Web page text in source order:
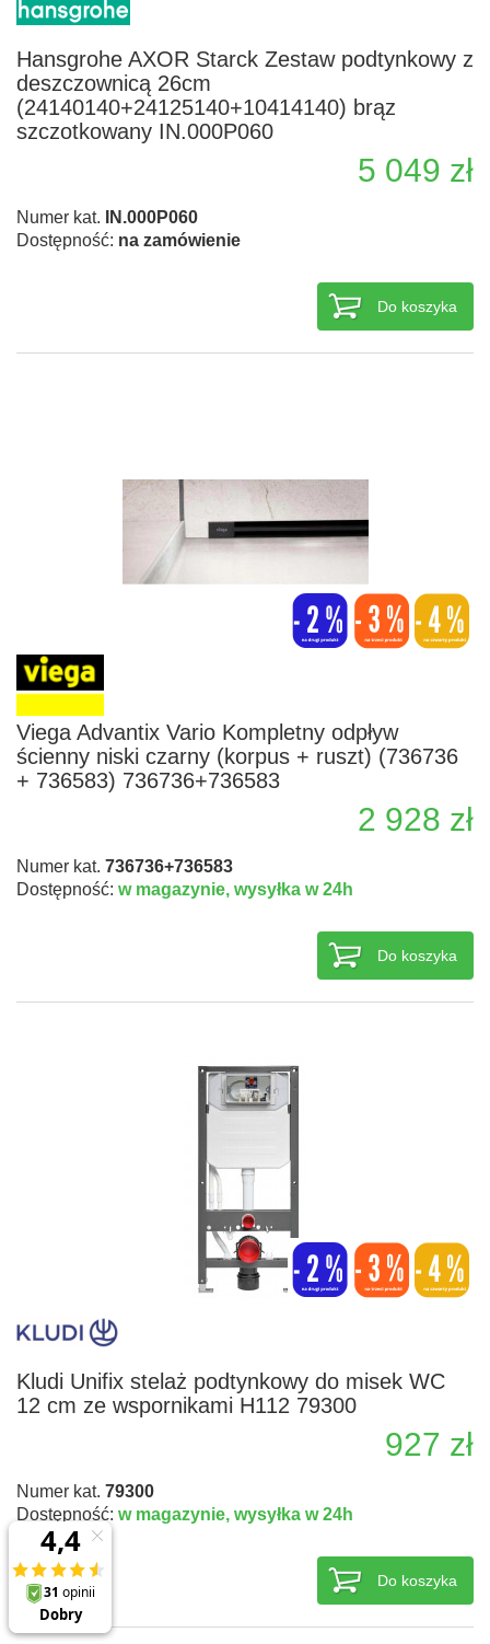
Hansgrohe AXOR Starck Zestaw podtynkowy z
deszczownicą 26cm
(24140140+24125140+10414140) brąz
szczotkowany IN.000P060
5 049 zł
Numer kat.
IN.000P060
Dostępność: na zamówienie
Do koszyka
Viega Advantix Vario Kompletny odpływ
ścienny niski czarny (korpus + ruszt) (736736
+ 736583) 736736+736583
2 928 zł
Numer kat. 736736+736583
Dostępność: w magazynie, wysyłka w 24h
Do koszyka
Kludi Unifix stelaż podtynkowy do misek WC
12 cm ze wspornikami H112 79300
927 zł
Numer kat. 79300
Dostępność: w magazynie, wysyłka w 24h
Do koszyka